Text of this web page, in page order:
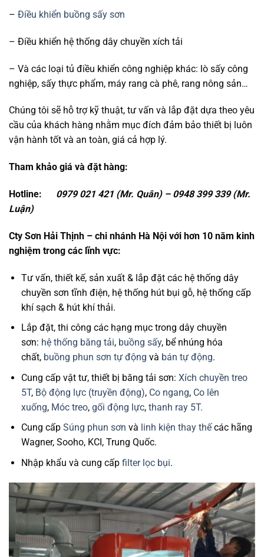
– Điều khiển buồng sấy sơn
– Điều khiển hệ thống dây chuyền xích tải
– Và các loại tủ điều khiển công nghiệp khác: lò sấy công
nghiệp, sấy thực phẩm, máy rang cà phê, rang nông sản…
Chúng tôi sẽ hỗ trợ kỹ thuật, tư vấn và lắp đặt dựa theo yêu
cầu của khách hàng nhằm mục đích đảm bảo thiết bị luôn
vận hành tốt và an toàn, giá cả hợp lý.
Tham khảo giá và đặt hàng:
Hotline: 0979 021 421 (Mr. Quân) – 0948 399 339 (Mr.
Luận)
Cty Sơn Hải Thịnh – chi nhánh Hà Nội với hơn 10 năm kinh
nghiệm trong các lĩnh vực:
Tư vấn, thiết kế, sản xuất & lắp đặt các hệ thống dây
chuyền sơn tĩnh điện, hệ thống hút bụi gỗ, hệ thống cấp
khí sạch & hút khí thải.
Lắp đặt, thi công các hạng mục trong dây chuyền
sơn: hệ thống băng tải, buồng sấy, bể nhúng hóa
chất, buồng phun sơn tự động và bán tự động.
Cung cấp vật tư, thiết bị băng tải sơn: Xích chuyền treo
5T, Bộ động lực (truyền động), Co ngang, Co lên
xuống, Móc treo, gối động lực, thanh ray 5T.
Cung cấp Súng phun sơn và linh kiện thay thếcác hãng
Wagner, Sooho, KCI, Trung Quốc.
Nhập khẩu và cung cấp filter lọc bụi.